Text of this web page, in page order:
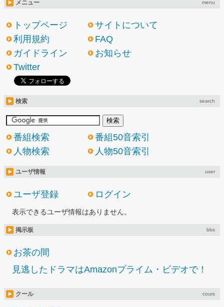
メニュー menu
トップページ
サイトについて
利用規約
FAQ
ガイドライン
お知らせ
Twitter
検索 search
番組検索
番組50音索引
人物検索
人物50音索引
ユーザ情報 user
ユーザ登録 ログイン
表示できるユーザ情報はありません。
掲示板 bbs
お茶の間
見逃したドラマはAmazonプライム・ビデオで！
クール cours